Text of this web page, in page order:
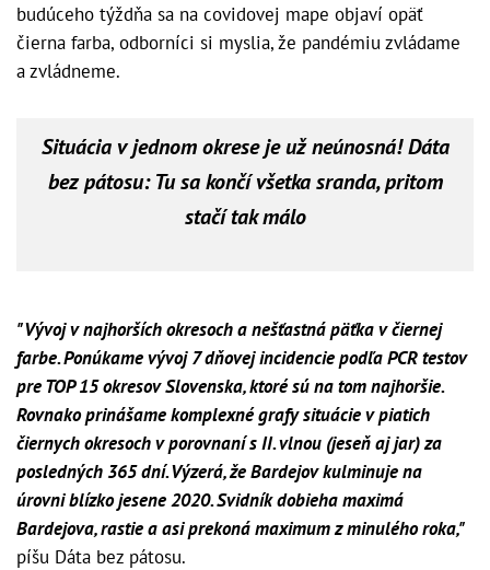
budúceho týždňa sa na covidovej mape objaví opäť
čierna farba, odborníci si myslia, že pandémiu zvládame
a zvládneme.
Situácia v jednom okrese je už neúnosná! Dáta
bez pátosu: Tu sa končí všetka sranda, pritom
stačí tak málo
"Vývoj v najhorších okresoch a nešťastná päťka v čiernej
farbe. Ponúkame vývoj 7 dňovej incidencie podľa PCR testov
pre TOP 15 okresov Slovenska, ktoré sú na tom najhoršie.
Rovnako prinášame komplexné grafy situácie v piatich
čiernych okresoch v porovnaní s II. vlnou (jeseň aj jar) za
posledných 365 dní. Výzerá, že Bardejov kulminuje na
úrovni blízko jesene 2020. Svidník dobieha maximá
Bardejova, rastie a asi prekoná maximum z minulého roka,"
píšu Dáta bez pátosu.